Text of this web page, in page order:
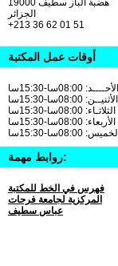
19000 هضبة الباز سطيف
+213 36 62 01 51
أوقات عمل المكتبة
الأحــــد: 08:00سا-15:30سا
الأثنيــن: 08:00سا-15:30سا
الثلاثـاء: 08:00سا-15:30سا
الأربعاء: 08:00سا-15:30سا
الخميس: 08:00سا-15:30سا
روابط مهمة:
فهرس في الخط للمكتبة
المركزية لجامعة فرحات
عباس سطيف